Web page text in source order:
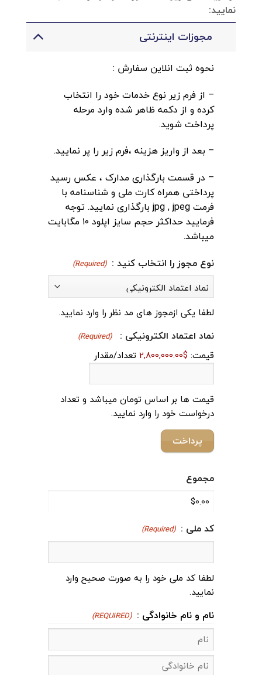
نمایید:
مجوزات اینترنتی
نحوه ثبت انلاین سفارش :
– از فرم زیر نوع خدمات خود را انتخاب
کرده و از دکمه ظاهر شده وارد مرحله
پرداخت شوید.
– بعد از واریز هزینه ،فرم زیر را پر نمایید.
– در قسمت بارگذاری مدارک ، عکس رسید
پرداختی همراه کارت ملی و شناسنامه با
فرمت jpg , jpeg بارگذاری نمایید. توجه
فرمایید حداکثر حجم سایز اپلود ۱۰ مگابایت
میباشد.
نوع مجوز را انتخاب کنید : (Required)
لطفا یکی ازمجوز های مد نظر را وارد نمایید.
نماد اعتماد الکترونیکی : تعداد/
مقدار
(Required)
قیمت: $2,800,000.00 تعداد/مقدار
قیمت ها بر اساس تومان میباشد و تعداد
درخواست خود را وارد نمایید.
پرداخت
مجموع
کد ملی : (Required)
لطفا کد ملی خود را به صورت صحیح وارد
نمایید.
نام و نام خانوادگی : (REQUIRED)
نام